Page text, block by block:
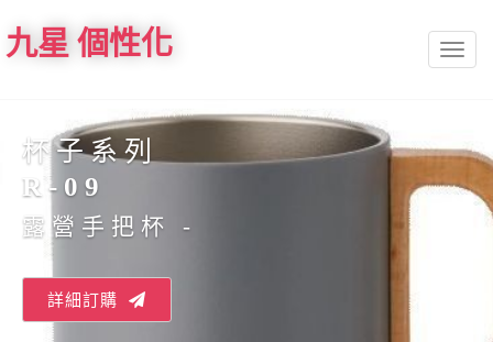
Toggle
九星 個性化
杯子系列
R-09
露營手把杯 -
詳細訂購